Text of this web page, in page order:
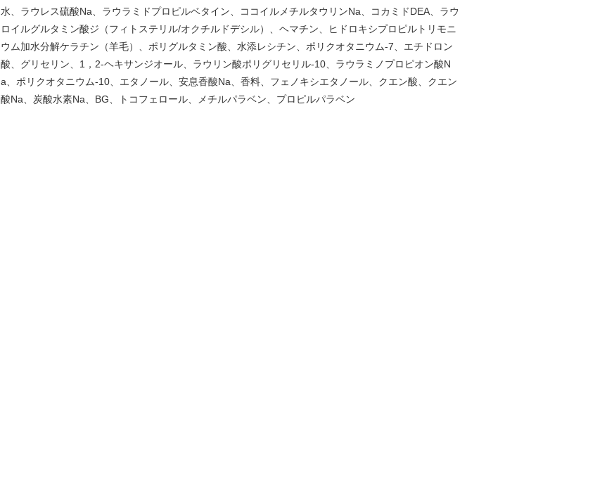
水、ラウレス硫酸Na、ラウラミドプロピルベタイン、ココイルメチルタウリンNa、コカミドDEA、ラウ
ロイルグルタミン酸ジ（フィトステリル/オクチルドデシル）、ヘマチン、ヒドロキシプロピルトリモニ
ウム加水分解ケラチン（羊毛）、ポリグルタミン酸、水添レシチン、ポリクオタニウム-7、エチドロン
酸、グリセリン、1，2-ヘキサンジオール、ラウリン酸ポリグリセリル-10、ラウラミノプロピオン酸N
a、ポリクオタニウム-10、エタノール、安息香酸Na、香料、フェノキシエタノール、クエン酸、クエン
酸Na、炭酸水素Na、BG、トコフェロール、メチルパラベン、プロピルパラベン